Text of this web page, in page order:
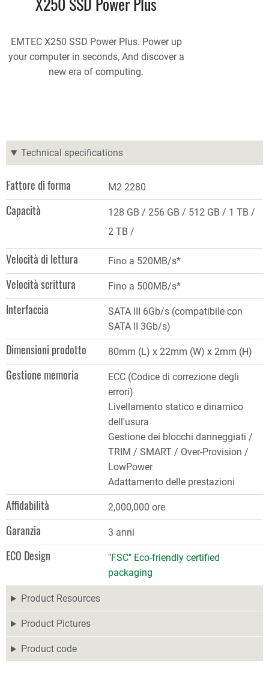
EMTEC X250 SSD Power Plus. Power up
your computer in seconds, And discover a
new era of computing.
Technical specifications
Fattore di forma M2 2280
Capacità 128 GB 256 GB 512 GB
1 TB
2 TB
Velocità di lettura Fino a 520MB/s*
Velocità scrittura Fino a 500MB/s*
Interfaccia
SATA III 6Gb/s (compatibile con
SATA II 3Gb/s)
Dimensioni prodotto 80mm (L) x 22mm (W) x 2mm (H)
Gestione memoria
ECC (Codice di correzione degli
errori)
Livellamento statico e dinamico
dell'usura
Gestione dei blocchi danneggiati /
TRIM / SMART / Over-Provision /
LowPower
Adattamento delle prestazioni
Affidabilità 2,000,000 ore
Garanzia 3 anni
ECO Design
"FSC" Eco-friendly certified
packaging
Product Resources
Product Pictures
Product code